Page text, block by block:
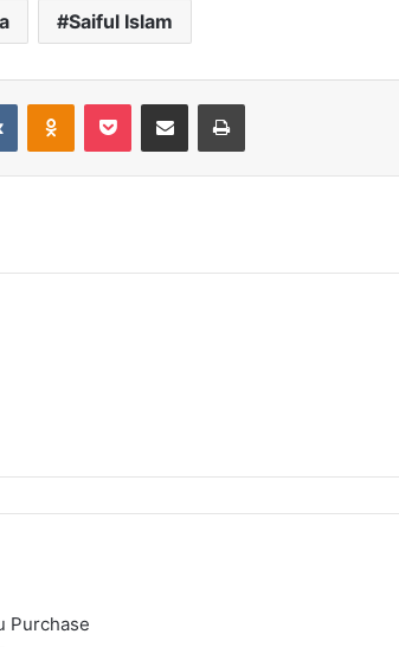
Saiful Islam
VKontakteOdnoklassniki
Pocket Share via Email
Purchase